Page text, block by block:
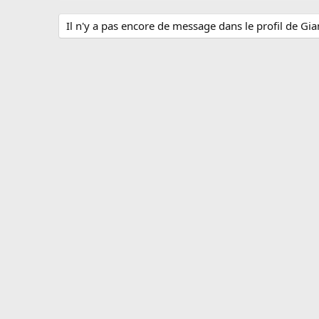
Il n'y a pas encore de message dans le profil de